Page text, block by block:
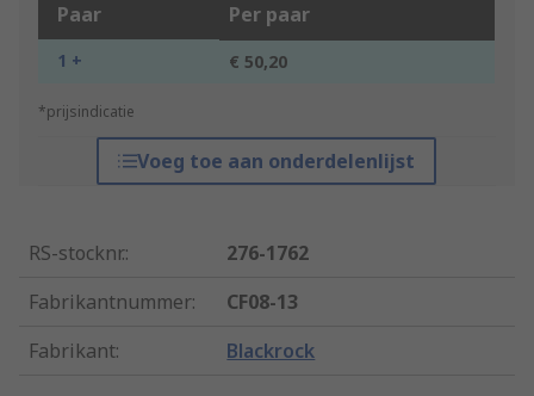
Paar Per paar
1 + € 50,20
*prijsindicatie
Voeg toe aan onderdelenlijst
RS-stocknr.:
276-1762
Fabrikantnummer:
CF08-13
Fabrikant: Blackrock